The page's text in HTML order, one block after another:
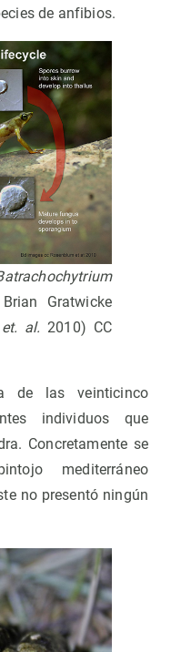
de anfibios.
Gratwicke
et. al. 2010) CC
de las veinticinco
individuos que
Concretamente se
mediterráneo
no presentó ningún